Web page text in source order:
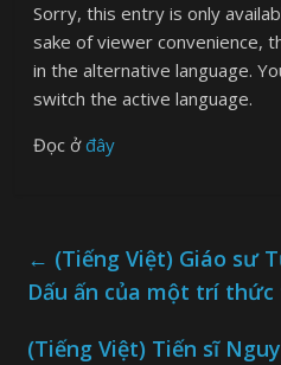
Sorry, this entry is only
sake of viewer convenience,
in the alternative language.
switch the active language.
Đọc ởđây
← (Tiếng Việt) Giáo sư
Dấu ấn của một trí
(Tiếng Việt) Tiến sĩ